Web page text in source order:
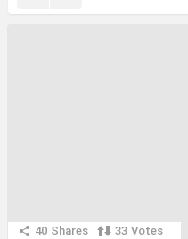
40 Shares 33 Votes